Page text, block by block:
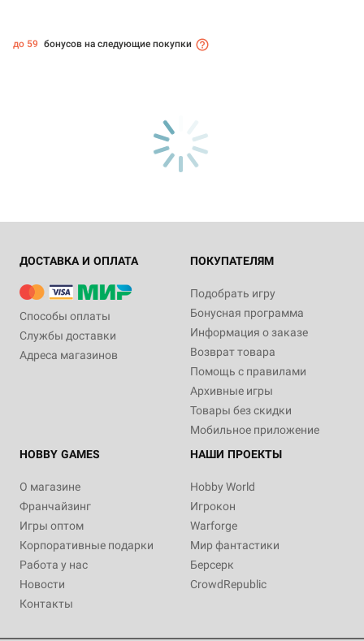
до 59 бонусов на следующие покупки
ДОСТАВКА И ОПЛАТА
Способы оплаты
Службы доставки
Адреса магазинов
ПОКУПАТЕЛЯМ
Подобрать игру
Бонусная программа
Информация о заказе
Возврат товара
Помощь с правилами
Архивные игры
Товары без скидки
Мобильное приложение
HOBBY GAMES
О магазине
Франчайзинг
Игры оптом
Корпоративные подарки
Работа у нас
Новости
Контакты
НАШИ ПРОЕКТЫ
Hobby World
Игрокон
Warforge
Мир фантастики
Берсерк
CrowdRepublic